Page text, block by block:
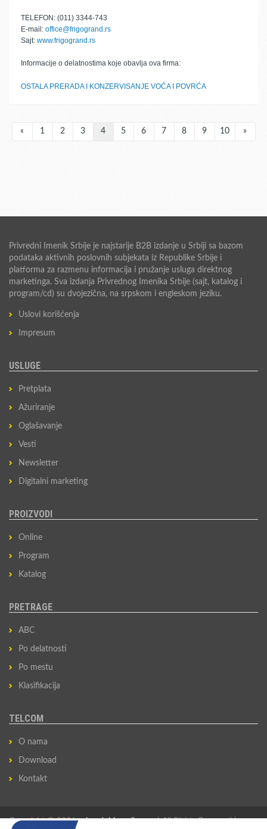
TELEFON: (011) 3344-743
E-mail: office@frigogrand.rs
Sajt: www.frigogrand.rs
Informacije o delatnostima koje obavlja ova firma:
OSTALA PRERADA I KONZERVISANJE VOĆA I POVRĆA
« 1 2 3 4 5 6 7 8 9 10 »
Privredni Imenik Srbije je najstarije B2B izdanje u Srbiji sa bazom
podataka aktivnih poslovnih subjekata iz Republike Srbije i
platforma za razmenu informacija i pružanje usluga direktnog
marketinga. Sva izdanja Privrednog Imenika Srbije (sajt, katalog i
program/cd) su dvojezična, na srpskom i engleskom jeziku.
Uslovi korišćenja
Impresum
USLUGE
Pretplata
Ažuriranje
Oglašavanje
Vesti
Newsletter
Digitalni marketing
PROIZVODI
Online
Program
Katalog
PRETRAGE
ABC
Po delatnosti
Po mestu
Klasifikacija
TELCOM
O nama
Download
Kontakt
Copyright © 2026privredni-imenik.com